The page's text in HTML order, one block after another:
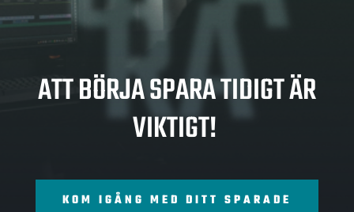
RA
ATT BÖRJA SPARA TIDIGT ÄR
VIKTIGT!
KOM IGÅNG MED DITT SPARADE